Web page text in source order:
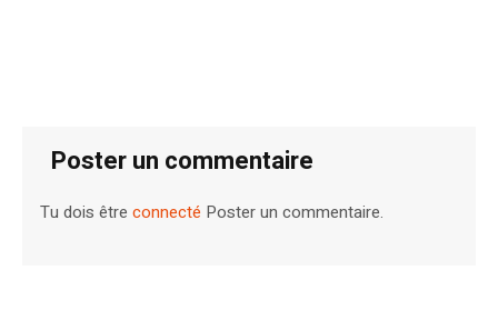
Poster un commentaire
Tu dois êtreconnecté Poster un commentaire.